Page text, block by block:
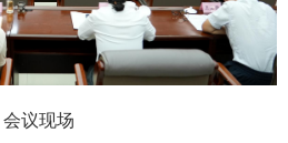
会议现场